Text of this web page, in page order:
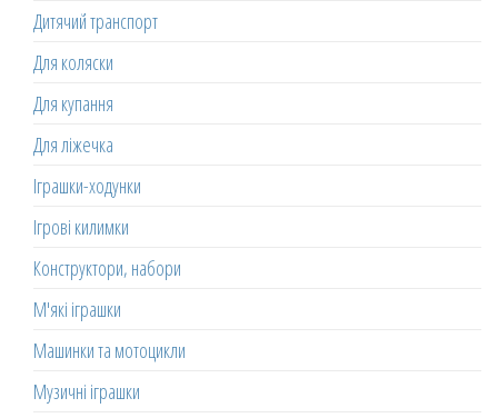
Дитячий транспорт
Для коляски
Для купання
Для ліжечка
Іграшки-ходунки
Ігрові килимки
Конструктори, набори
М'які іграшки
Машинки та мотоцикли
Музичні іграшки